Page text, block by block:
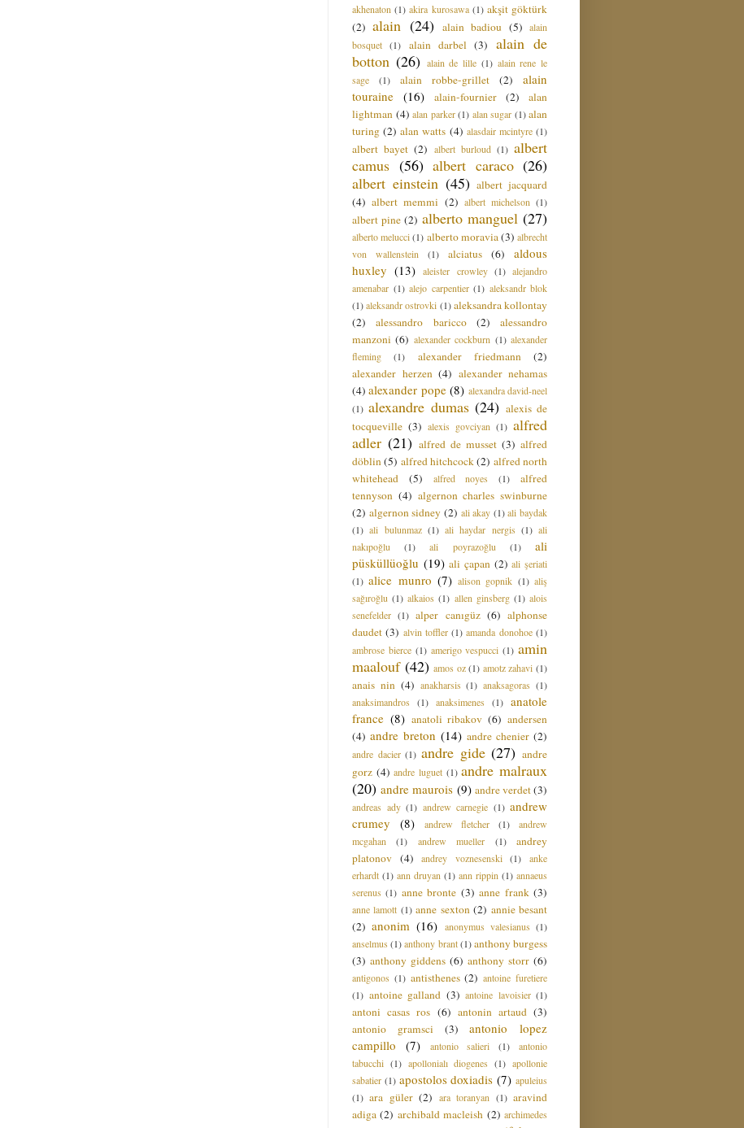
akhenaton (1) akira kurosawa (1) akşit göktürk
(2) alain (24) alain badiou (5) alain
bosquet (1) alain darbel (3)
alain de
botton (26) alain de lille (1) alain rene le
sage
(1) alain robbe-grillet (2)
alain
touraine (16) alain-fournier (2)
alan
lightman (4) alan parker (1) alan sugar (1) alan
turing (2) alan watts (4) alasdair mcintyre (1)
albert bayet (2) albert burloud (1) albert
camus (56) albert caraco (26)
albert einstein (45) albert jacquard
(4) albert memmi (2) albert michelson (1)
albert pine (2) alberto manguel (27)
alberto melucci (1) alberto moravia (3) albrecht
von wallenstein
(1) alciatus (6)
aldous
huxley (13) aleister crowley (1) alejandro
amenabar (1) alejo carpentier (1) aleksandr blok
(1) aleksandr ostrovki (1) aleksandra kollontay
(2)
alessandro baricco (2)
alessandro
manzoni (6) alexander cockburn (1) alexander
fleming
(1) alexander friedmann
(2)
alexander herzen (4) alexander nehamas
(4) alexander pope (8) alexandra david-neel
(1) alexandre dumas (24) alexis de
tocqueville (3) alexis govciyan (1) alfred
adler (21) alfred de musset (3) alfred
döblin (5) alfred hitchcock(2) alfred north
whitehead
(5) alfred noyes (1)
alfred
tennyson (4) algernon charles swinburne
(2) algernon sidney (2) ali akay (1) ali baydak
(1) ali bulunmaz (1) ali haydar nergis (1) ali
nakıpoğlu
(1) ali poyrazoğlu (1)
ali
püsküllüoğlu (19) ali çapan (2) ali şeriati
(1) alice munro (7) alison gopnik (1) aliş
sağıroğlu (1) alkaios (1) allen ginsberg (1) alois
senefelder (1) alper canıgüz (6) alphonse
daudet (3) alvin toffler (1) amanda donohoe (1)
ambrose bierce (1) amerigo vespucci (1) amin
maalouf (42) amos oz (1) amotz zahavi (1)
anais nin (4) anakharsis (1) anaksagoras (1)
anaksimandros
(1) anaksimenes (1) anatole
france (8) anatoli ribakov (6) andersen
(4) andre breton (14) andre chenier (2)
andre dacier (1) andre gide (27) andre
gorz (4) andre luguet (1) andre malraux
(20) andre maurois (9) andre verdet(3)
andreas ady (1) andrew carnegie (1) andrew
crumey
(8) andrew fletcher (1)
andrew
mcgahan
(1) andrew mueller (1)
andrey
platonov (4) andrey voznesenski (1)
anke
erhardt (1) ann druyan (1) ann rippin (1) annaeus
serenus (1) anne bronte (3) anne frank (3)
anne lamott (1) anne sexton (2) annie besant
(2) anonim (16) anonymus valesianus (1)
anselmus (1) anthony brant (1) anthony burgess
(3) anthony giddens (6) anthony storr (6)
antigonos (1) antisthenes (2) antoine furetiere
(1) antoine galland (3) antoine lavoisier (1)
antoni casas ros (6) antonin artaud (3)
antonio gramsci
(3)
antonio lopez
campillo
(7) antonio salieri (1)
antonio
tabucchi (1) apollonialı diogenes (1) apollonie
sabatier (1) apostolos doxiadis (7) apuleius
(1) ara güler (2) ara toranyan (1) aravind
adiga (2) archibald macleish (2) archimedes